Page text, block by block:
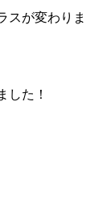
スが変わりま
した！